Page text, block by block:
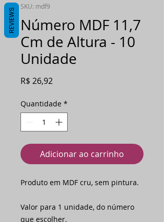
SKU: mdf9
Número MDF 11,7
Cm de Altura - 10
Unidade
R$ 26,92
Quantidade *
Adicionar ao carrinho
Produto em MDF cru, sem pintura.
Valor para 1 unidade, do número
que escolher.
REVIEWS